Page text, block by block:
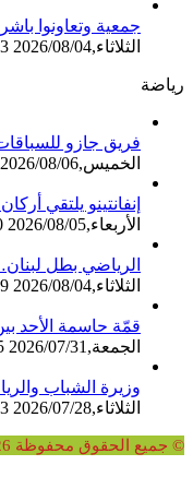
جمعية وتعاونوا
الثلاثاء,2026/08/04 12:23 مساءً
رياضة
فريق جازو للسباقات يحرز
الخميس,2026/08/06 1:53 مساءً
إنفانتينو يلتقي
الأربعاء,2026/08/05 1:40 مساءً
الرياضي بطل
الثلاثاء,2026/08/04 10:39 صباحًا
قمّة حاسمة الأحد
الجمعة,2026/07/31 9:25 صباحًا
وزيرة الشباب
الثلاثاء,2026/07/28 11:53 صباحًا
© جميع الحقوق محفوظة 2026 |